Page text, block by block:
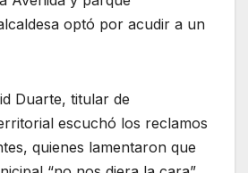
optó por acudir a un
Duarte, titular de
escuchó los reclamos
quienes lamentaron que